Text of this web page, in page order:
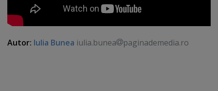
Autor: Iulia Bunea iulia.bunea paginademedia.ro